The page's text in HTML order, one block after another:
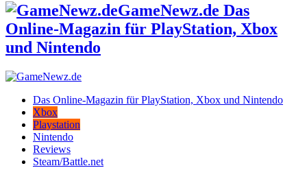
GameNewz.de Das
Online-Magazin für PlayStation, Xbox
und Nintendo
Das Online-Magazin für PlayStation, Xbox und Nintendo
Xbox
Playstation
Nintendo
Reviews
Steam/Battle.net